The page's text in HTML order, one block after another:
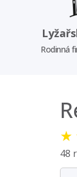
Rodinná
★
48